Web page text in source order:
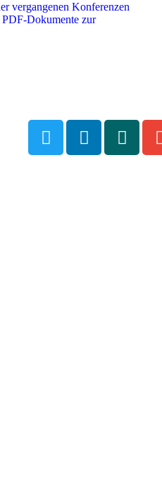
vergangenen Konferenzen
PDF-Dokumente zur